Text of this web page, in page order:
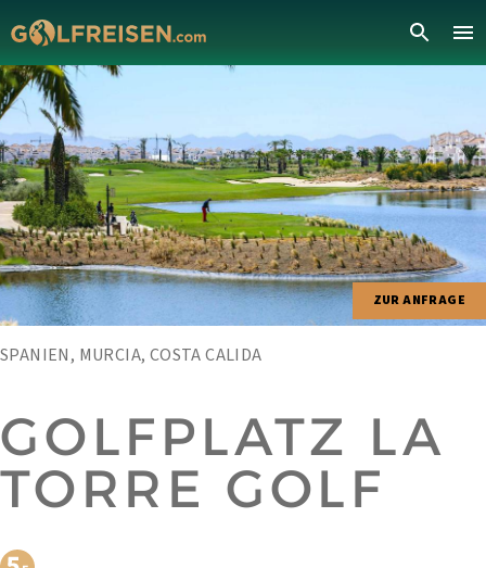
ZUR ANFRAGE
SPANIEN, MURCIA, COSTA CALIDA
GOLFPLATZ LA
TORRE GOLF